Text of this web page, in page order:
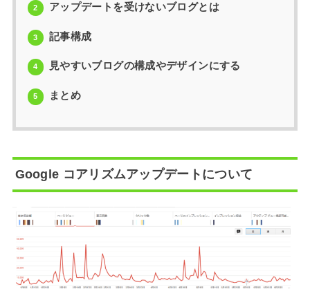
2 アップデートを受けないブログとは
3 記事構成
4 見やすいブログの構成やデザインにする
5 まとめ
Google コアリズムアップデートについて